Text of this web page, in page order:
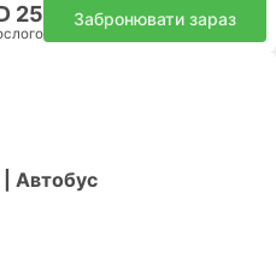
25 Забронювати зараз
Автобус